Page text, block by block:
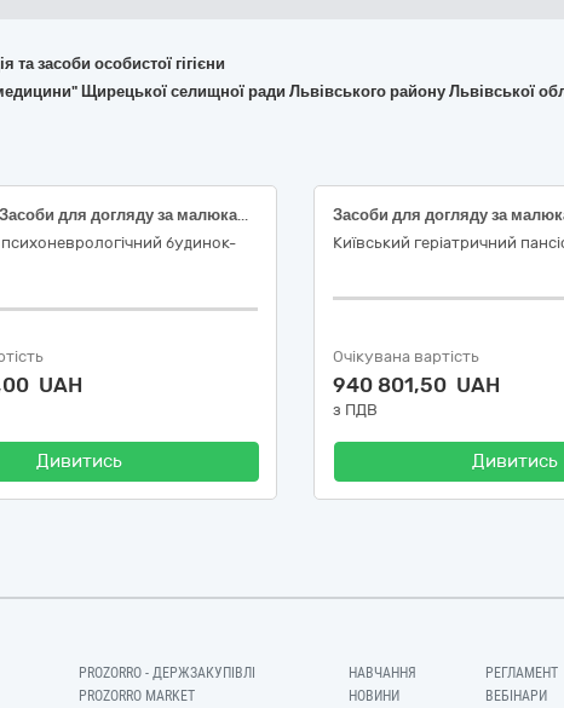
засоби особистої гігієни
Щирецької селищної ради Львівського району Львівської
33750000-2 Засоби для догляду за малюками (Підгузки для дорослих розмір S, Підгузки для дорослих розмір М, Підгузки для дорослих розмір L, Урологічні прокладки жіночі, Урологічні прокладки жіночі (з більшим рівнем поглинання рідини))
будинок-
UAH
Дивитись
Засоби для догляду за
Київський геріатричний
Очікувана вартість
940 801,50 UAH
з ПДВ
Дивитись
PROZORRO - ДЕРЖЗАКУПІВЛІ
PROZORRO MARKET
НАВЧАННЯ
НОВИНИ
РЕГЛАМЕНТ
ВЕБІНАРИ